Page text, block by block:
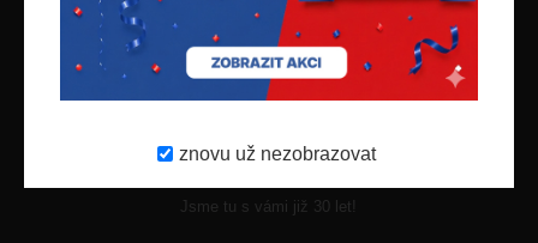
znovu už nezobrazovat
Doprava ZDARMA
při nákupu nad 1600 Kč
Jsme tu s vámi již 30 let!